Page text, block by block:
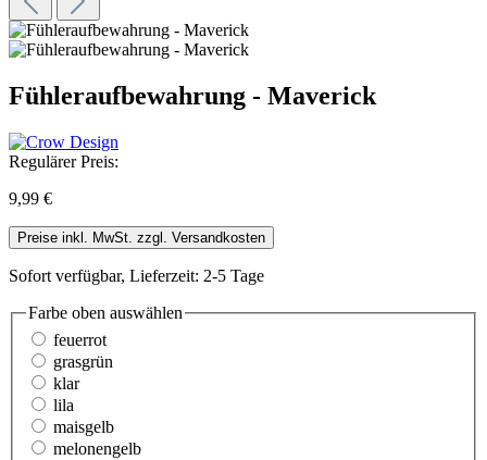
Fühleraufbewahrung - Maverick
Regulärer Preis:
9,99 €
Preise inkl. MwSt. zzgl. Versandkosten
Sofort verfügbar, Lieferzeit: 2-5 Tage
Farbe oben auswählen
feuerrot
grasgrün
klar
lila
maisgelb
melonengelb